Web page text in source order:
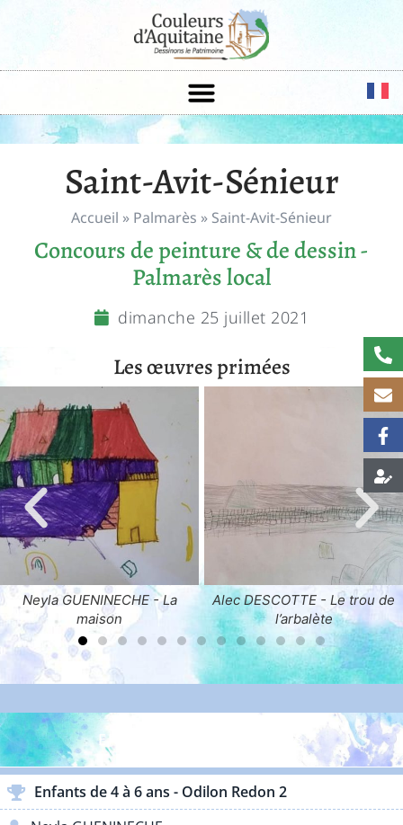
Saint-Avit-Sénieur
Accueil » Palmarès » Saint-Avit-Sénieur
Concours de peinture & de dessin -
Palmarès local
dimanche 25 juillet 2021
Les œuvres primées
Alec DESCOTTE - Le trou de
l’arbalète
Lana DESCOTTE - La
ENFANTS & ADOLESCENTS
Enfants de 4 à 6 ans - Odilon Redon 2